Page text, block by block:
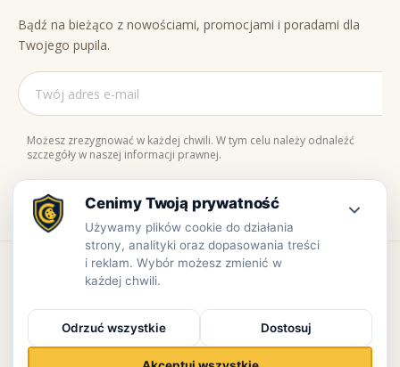
Bądź na bieżąco z nowościami, promocjami i poradami dla
Twojego pupila.
Możesz zrezygnować w każdej chwili. W tym celu należy odnaleźć
szczegóły w naszej informacji prawnej.
Naturalne składniki
100% jakości
Bezpieczne zakupy
Zaufaj nam
Copyright © www.prowiant.pl · powered by apify.pl
Bezpieczne płatności